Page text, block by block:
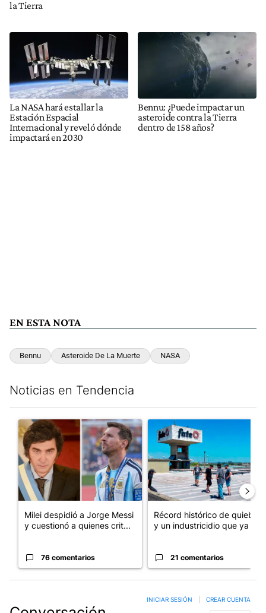
la Tierra
La NASA hará estallar la
Estación Espacial
Internacional y reveló dónde
impactará en 2030
Bennu: ¿Puede impactar un
asteroide contra la Tierra
dentro de 158 años?
EN ESTA NOTA
Bennu Asteroide De La Muerte NASA
Noticias en Tendencia
Un artículo de tendencia con el título "Milei despidió a Jorge
Milei despidió a Jorge Messi
y cuestionó a quienes crit...
76 comentarios
Un artículo de tendencia
Récord histórico de quiebras
y un industricidio que ya ...
21 comentarios
INICIAR SESIÓN CREAR CUENTA